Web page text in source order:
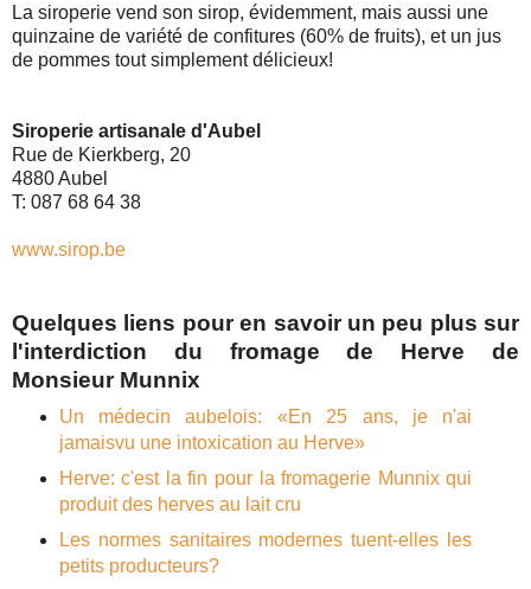
La siroperie vend son sirop, évidemment, mais aussi une
quinzaine de variété de confitures (60% de fruits), et un jus
de pommes tout simplement délicieux!
Siroperie artisanale d'Aubel
Rue de Kierkberg, 20
4880 Aubel
T: 087 68 64 38
www.sirop.be
Quelques liens pour en savoir un peu plus sur
l'interdiction du fromage de Herve de
Monsieur Munnix
Un médecin aubelois: «En 25 ans, je n'ai
jamaisvu une intoxication au Herve»
Herve: c'est la fin pour la fromagerie Munnix qui
produit des herves au lait cru
Les normes sanitaires modernes tuent-elles les
petits producteurs?